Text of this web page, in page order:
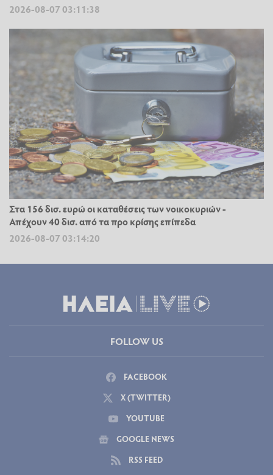
2026-08-07 03:11:38
Στα 156 δισ. ευρώ οι καταθέσεις των νοικοκυριών -
Απέχουν 40 δισ. από τα προ κρίσης επίπεδα
2026-08-07 03:14:20
FOLLOW US
FACEBOOK
X (TWITTER)
YOUTUBE
GOOGLE NEWS
RSS FEED